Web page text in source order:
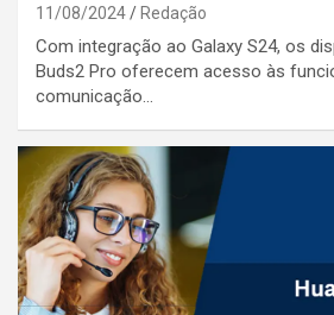
11/08/2024 Redação
Com integração ao Galaxy S24, os
Buds2 Pro oferecem acesso às
comunicação…